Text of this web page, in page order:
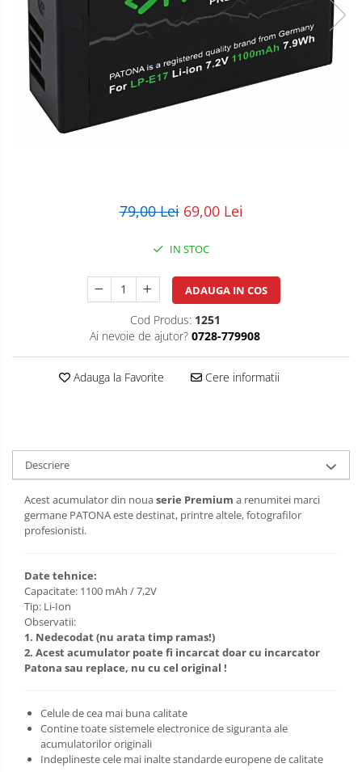
POS/Scanere coduri de bare
Scule electrice
Smartwatch
79,00 Lei 69,00 Lei
IN STOC
ADAUGA IN COS
Cod Produs: 1251
Ai nevoie de ajutor? 0728-779908
Adauga la Favorite Cere informatii
Descriere
Acest acumulator din nouaserie Premium a renumitei marci
germane PATONA este destinat, printre altele, fotografilor
profesionisti.
Date tehnice:
Capacitate: 1100 mAh / 7,2V
Tip: Li-Ion
Observatii:
1. Nedecodat (nu arata timp ramas!)
2. Acest acumulator poate fi incarcat doar cu incarcator
Patona sau replace, nu cu cel original !
Celule de cea mai buna calitate
Contine toate sistemele electronice de siguranta ale
acumulatorilor originali
Indeplineste cele mai inalte standarde europene de calitate